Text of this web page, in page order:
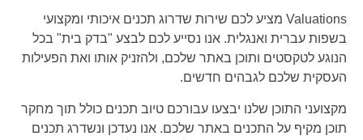
Valuations מציע לכם שירות שדרוג תכנים איכותי ומקצועי
בשפות עברית ואנגלית. אנו נסייע לכם לבצע "בדק בית" בכל
הנוגע לטקסטים ותוכן באתר שלכם, ולהזניק אותו ואת הפעילות
העסקית שלכם לגבהים חדשים.
מקצועני התוכן שלנו יבצעו עבורכם טיוב תכנים כולל תוך מחקר
תוכן מקיף על התכנים באתר שלכם. אנו נעדכן ונשדרג תכנים